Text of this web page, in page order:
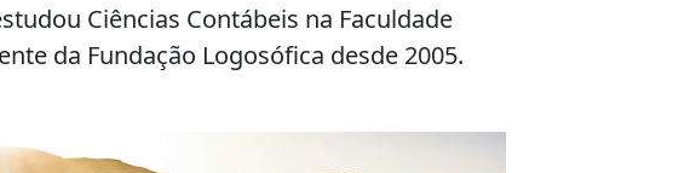
Ciências Contábeis na Faculdade
da Fundação Logosófica desde 2005.